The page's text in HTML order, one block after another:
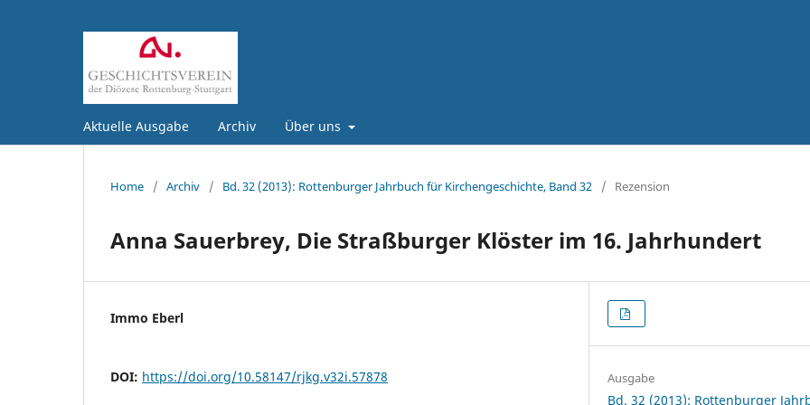
Aktuelle Ausgabe Archiv Über uns
Home / Archiv / Bd. 32 (2013): Rottenburger Jahrbuch für Kirchengeschichte, Band 32 / Rezension
Anna Sauerbrey, Die Straßburger Klöster im 16. Jahrhundert
Immo Eberl
DOI: https://doi.org/10.58147/rjkg.v32i.57878 Ausgabe
Bd. 32 (2013): Rottenburger